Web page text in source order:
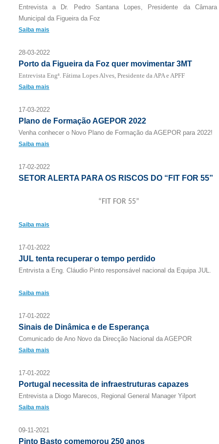
Entrevista a Dr. Pedro Santana Lopes, Presidente da Câmara
Municipal da Figueira da Foz
Saiba mais
28-03-2022
Porto da Figueira da Foz quer movimentar 3MT
Entrevista Engª. Fátima Lopes Alves, Presidente da APA e APFF
Saiba mais
17-03-2022
Plano de Formação AGEPOR 2022
Venha conhecer o Novo Plano de Formação da AGEPOR para 2022!
Saiba mais
17-02-2022
SETOR ALERTA PARA OS RISCOS DO “FIT FOR 55”
“FIT FOR 55”
Saiba mais
17-01-2022
JUL tenta recuperar o tempo perdido
Entrvista a Eng. Cláudio Pinto responsável nacional da Equipa JUL.
Saiba mais
17-01-2022
Sinais de Dinâmica e de Esperança
Comunicado de Ano Novo da Direcção Nacional da AGEPOR
Saiba mais
17-01-2022
Portugal necessita de infraestruturas capazes
Entrevista a Diogo Marecos, Regional General Manager Yilport
Saiba mais
09-11-2021
Pinto Basto comemorou 250 anos